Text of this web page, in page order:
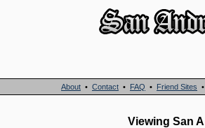
About • Contact • FAQ • Friend Sites
Viewing San